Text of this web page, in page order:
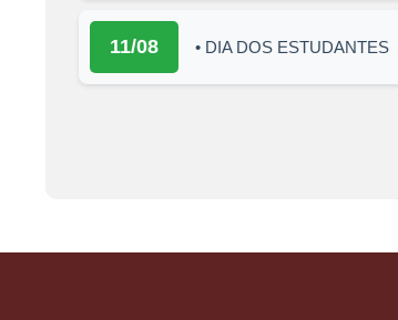
11/08 • DIA DOS ESTUDANTES